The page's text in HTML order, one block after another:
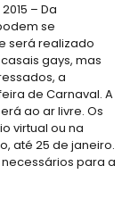
– Da
se
será realizado
gays, mas
a
de Carnaval. A
ao ar livre. Os
virtual ou na
até 25 de janeiro.
para a